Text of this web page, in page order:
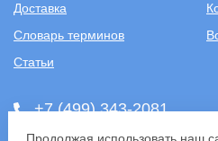
Доставка
Словарь терминов
Статьи
+7 (499) 343-2081
Продолжая использовать наш